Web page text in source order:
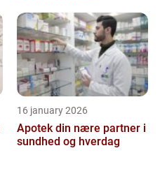
16 january 2026
Apotek din nære partner i
sundhed og hverdag